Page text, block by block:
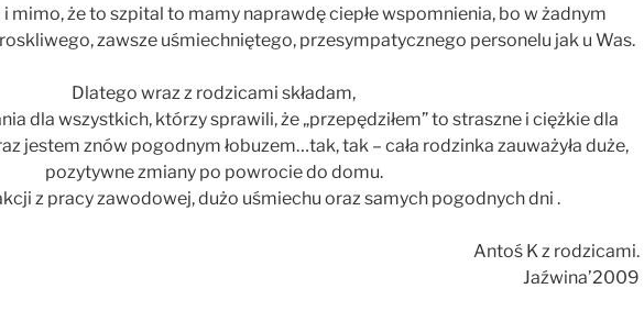
i mimo, że to szpital to mamy naprawdę ciepłe wspomnienia, bo w żadnym
zawsze uśmiechniętego, przesympatycznego personelu jak u Was.
Dlatego wraz z rodzicami składam,
dla wszystkich, którzy sprawili, że „przepędziłem” to straszne i ciężkie dla
jestem znów pogodnym łobuzem…tak, tak – cała rodzinka zauważyła duże,
pozytywne zmiany po powrocie do domu.
z pracy zawodowej, dużo uśmiechu oraz samych pogodnych dni .
Antoś K z rodzicami.
Jaźwina’2009